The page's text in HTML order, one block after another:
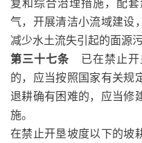
气，开展清洁小流域建设
减少水土流失引起的面源
第三十七条 已在禁止开
的，应当按照国家有关规
退耕确有困难的，应当修
施。
在禁止开垦坡度以下的坡